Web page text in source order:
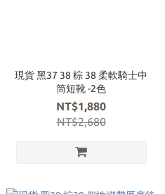
現貨 黑37 38 棕 38 柔軟騎士中
筒短靴 -2色
NT$1,880
NT$2,680